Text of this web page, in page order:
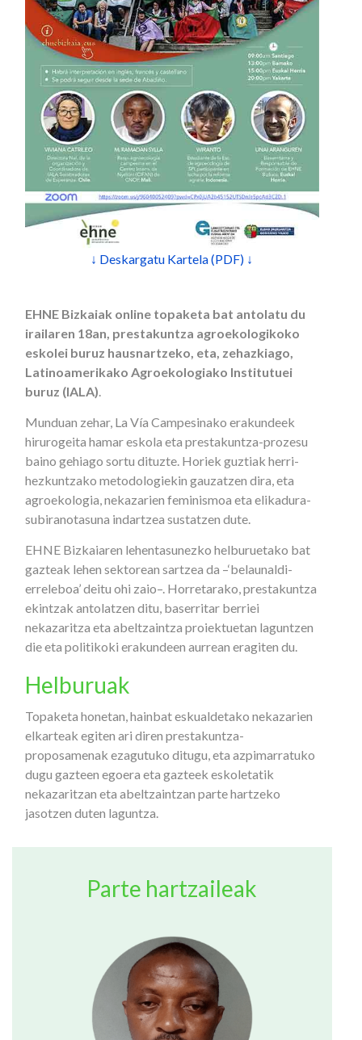
↓ Deskargatu Kartela (PDF) ↓
EHNE Bizkaiak online topaketa bat antolatu du
irailaren 18an, prestakuntza agroekologikoko
eskolei buruz hausnartzeko, eta, zehazkiago,
Latinoamerikako Agroekologiako Institutuei
buruz (IALA).
Munduan zehar, La Vía Campesinako erakundeek
hirurogeita hamar eskola eta prestakuntza-prozesu
baino gehiago sortu dituzte. Horiek guztiak herri-
hezkuntzako metodologiekin gauzatzen dira, eta
agroekologia, nekazarien feminismoa eta elikadura-
subiranotasuna indartzea sustatzen dute.
EHNE Bizkaiaren lehentasunezko helburuetako bat
gazteak lehen sektorean sartzea da –‘belaunaldi-
erreleboa’ deitu ohi zaio–. Horretarako, prestakuntza
ekintzak antolatzen ditu, baserritar berriei
nekazaritza eta abeltzaintza proiektuetan laguntzen
die eta politikoki erakundeen aurrean eragiten du.
Helburuak
Topaketa honetan, hainbat eskualdetako nekazarien
elkarteak egiten ari diren prestakuntza-
proposamenak ezagutuko ditugu, eta azpimarratuko
dugu gazteen egoera eta gazteek eskoletatik
nekazaritzan eta abeltzaintzan parte hartzeko
jasotzen duten laguntza.
Parte hartzaileak